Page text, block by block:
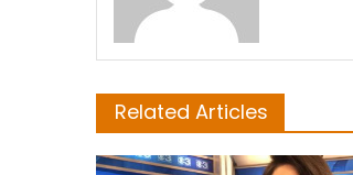
Related Articles